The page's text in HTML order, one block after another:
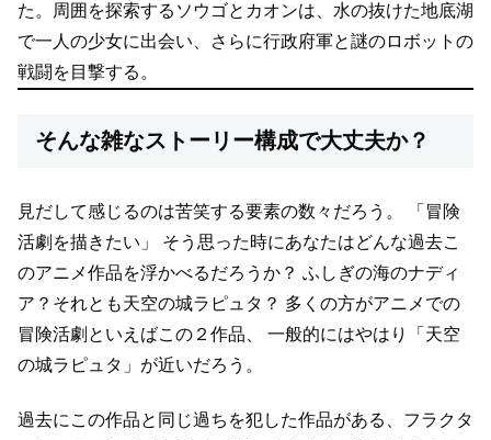
た。周囲を探索するソウゴとカオンは、水の抜けた地底湖
で一人の少女に出会い、さらに行政府軍と謎のロボットの
戦闘を目撃する。
そんな雑なストーリー構成で大丈夫か？
見だして感じるのは苦笑する要素の数々だろう。
「冒険
活劇を描きたい」
そう思った時にあなたはどんな過去こ
のアニメ作品を浮かべるだろうか？ ふしぎの海のナディ
ア？それとも天空の城ラピュタ？ 多くの方がアニメでの
冒険活劇といえばこの２作品、
一般的にはやはり「天空
の城ラピュタ」が近いだろう。
過去にこの作品と同じ過ちを犯した作品がある、フラクタ